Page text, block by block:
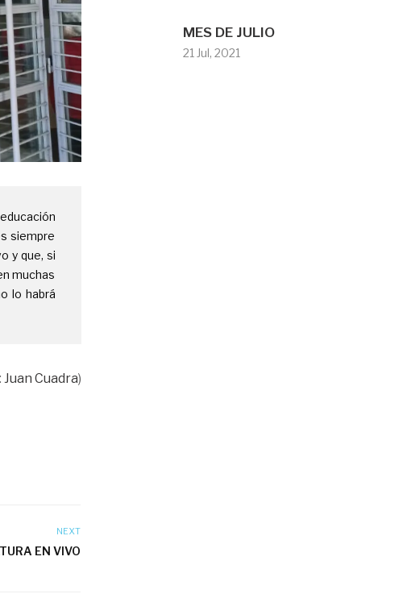
siempre
y que, si
muchas
lo habrá
Juan Cuadra)
NEXT
EN VIVO
MES DE JULIO
21 Jul, 2021